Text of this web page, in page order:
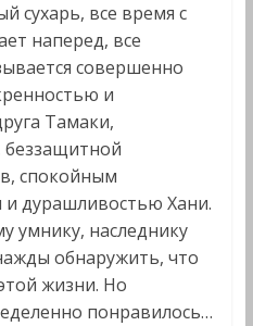
сухарь, все время с
наперед, все
совершенно
и
Тамаки,
беззащитной
спокойным
дурашливостью Хани.
умнику, наследнику
обнаружить, что
жизни. Но
понравилось…